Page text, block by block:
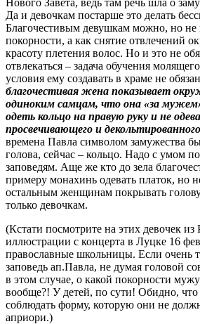
Да и девочкам постарше это делать
Благочестивым девушкам можно, но не
покорности, а как снятие отвлечений
красоту плетения волос. Но и это не
отвлекаться – задача обучения
условия ему создавать в храме не
благочестивая жена показывает
одиноким самцам, что она «за
одеть кольцо на правую руку и не
просвечивающего и
времена Павла символом замужества
голова, сейчас – кольцо. Надо с умом
заповедям. Аще же кто до зела
примеру монахинь одевать платок, но
остальным женщинам покрывать
только девочкам.
(Кстати посмотрите на этих девочек
иллюстрации с концерта в Луцке 16
православные школьницы. Если очень
заповедь ап.Павла, не думая головой
в этом случае, о какой покорности
вообще?! У детей, по сути! Обидно, что
соблюдать форму, которую они не
априори.)